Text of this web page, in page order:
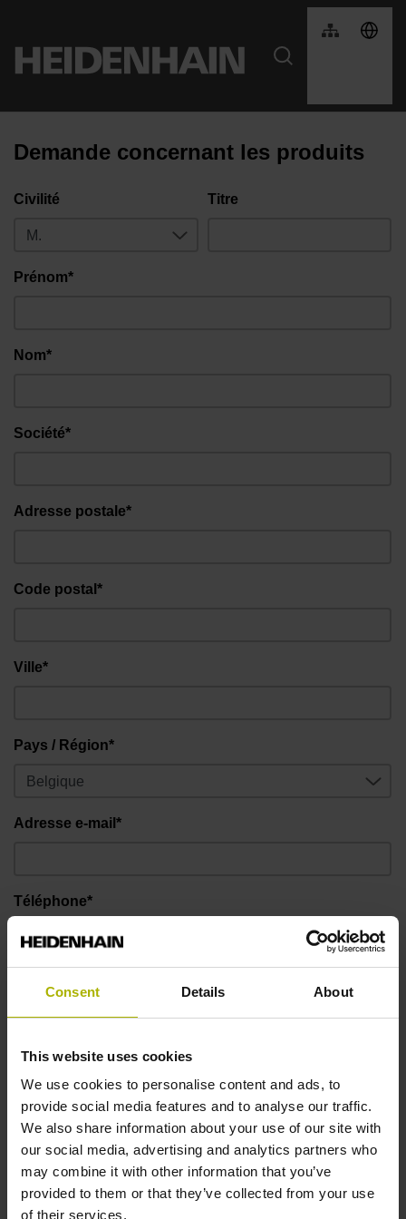
Consent Details About
This website uses cookies
We use cookies to personalise content and ads, to
provide social media features and to analyse our traffic.
We also share information about your use of our site with
our social media, advertising and analytics partners who
may combine it with other information that you’ve
provided to them or that they’ve collected from your use
of their services.
Demande concernant les produits
Civilité Titre
Prénom*
Nom*
Société*
Adresse postale*
Code postal*
Ville*
Pays / Région*
Adresse e-mail*
Téléphone*